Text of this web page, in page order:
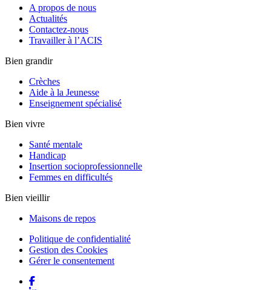
A propos de nous
Actualités
Contactez-nous
Travailler à l’ACIS
Bien grandir
Crèches
Aide à la Jeunesse
Enseignement spécialisé
Bien vivre
Santé mentale
Handicap
Insertion socioprofessionnelle
Femmes en difficultés
Bien vieillir
Maisons de repos
Politique de confidentialité
Gestion des Cookies
Gérer le consentement